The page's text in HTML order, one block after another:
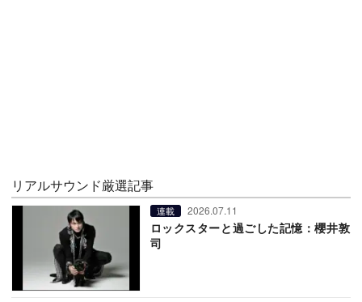
リアルサウンド厳選記事
連載 2026.07.11
ロックスターと過ごした記憶：櫻井敦
司